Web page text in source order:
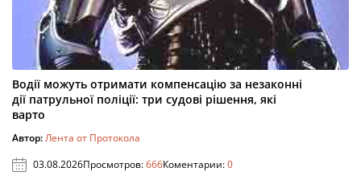
Водії можуть отримати компенсацію за незаконні
дії патрульної поліції: три судові рішення, які
варто
Автор:Лента от Протокола
03.08.2026Просмотров:666Коментарии:0